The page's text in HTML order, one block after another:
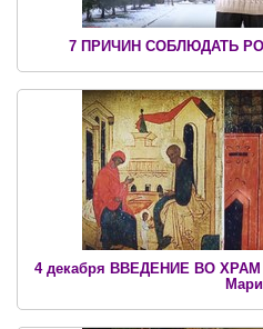
7 ПРИЧИН СОБЛЮДАТЬ
4 декабря ВВЕДЕНИЕ ВО